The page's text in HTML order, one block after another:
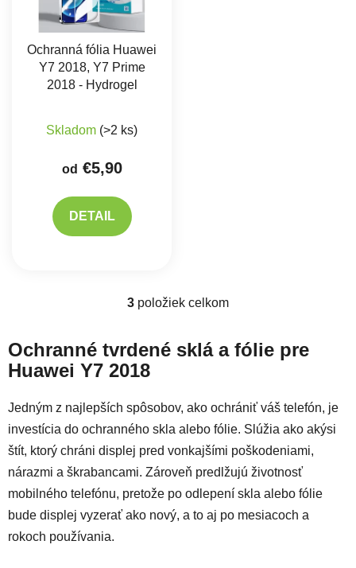
Ochranná fólia Huawei
Y7 2018, Y7 Prime
2018 - Hydrogel
Skladom (>2 ks)
od €5,90
DETAIL
Ovládacie prvky výpisu
3 položiek celkom
Ochranné tvrdené sklá a fólie pre
Huawei Y7 2018
Jedným z najlepších spôsobov, ako ochrániť váš telefón, je
investícia do ochranného skla alebo fólie. Slúžia ako akýsi
štít, ktorý chráni displej pred vonkajšími poškodeniami,
nárazmi a škrabancami. Zároveň predlžujú životnosť
mobilného telefónu, pretože po odlepení skla alebo fólie
bude displej vyzerať ako nový, a to aj po mesiacoch a
rokoch používania.